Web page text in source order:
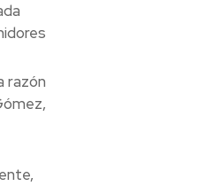
razón